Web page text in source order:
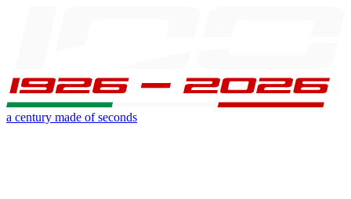
a century made of seconds